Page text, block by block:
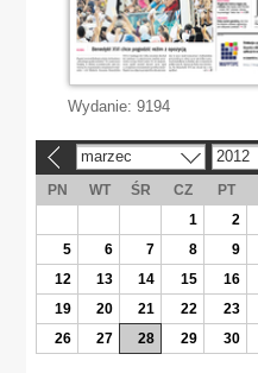
Wydanie: 9194
marzec 2012
PN WT ŚR CZ PT
1
2
5
6 7 8 9
12
13 14 15 16
19
20 21 22 23
26
27 28 29 30